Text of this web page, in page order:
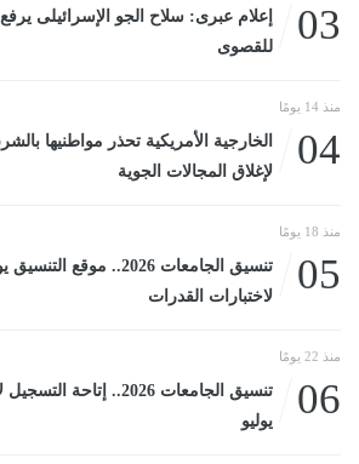
03
إعلام عبرى: سلاح الجو الإسرائيلى
للقصوى
منذ 14 يومًا
04
الخارجية الأمريكية تحذر مواطنيها
لإغلاق المجالات الجوية
منذ 18 يومًا
05
تنسيق الجامعات 2026..
لاختبارات القدرات
منذ 22 يومًا
06
يوليو